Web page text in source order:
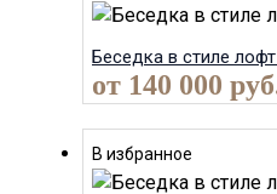
Беседка в стиле
от 140 000
В избранное